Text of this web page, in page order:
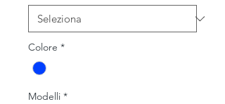
Colore *
Modelli *